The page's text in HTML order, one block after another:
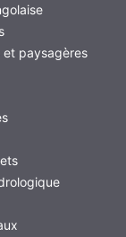
et paysagères